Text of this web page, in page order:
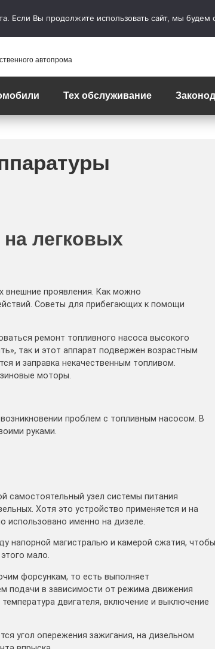
автопрома
Тех обслуживание
легковых
внешние проявления. Как можно
Советы для прибегающих к помощи
ремонт топливного насоса высокого
так и этот аппарат подвержен возрастным
и заправка некачественным топливом.
моторы.
проблем с топливным насосом. В
руками.
самостоятельный узел системы питания
Хотя это устройство применяется и на
использовано именно на дизеле.
напорной магистралью и камерой сжатия, чтобы
мало.
форсункам, то есть выполняет
подачи в зависимости от режима движения
двигателя, включение и выключение
угол опережения зажигания, на дизельном
Если Вы продолжите использовать сайт, мы будем